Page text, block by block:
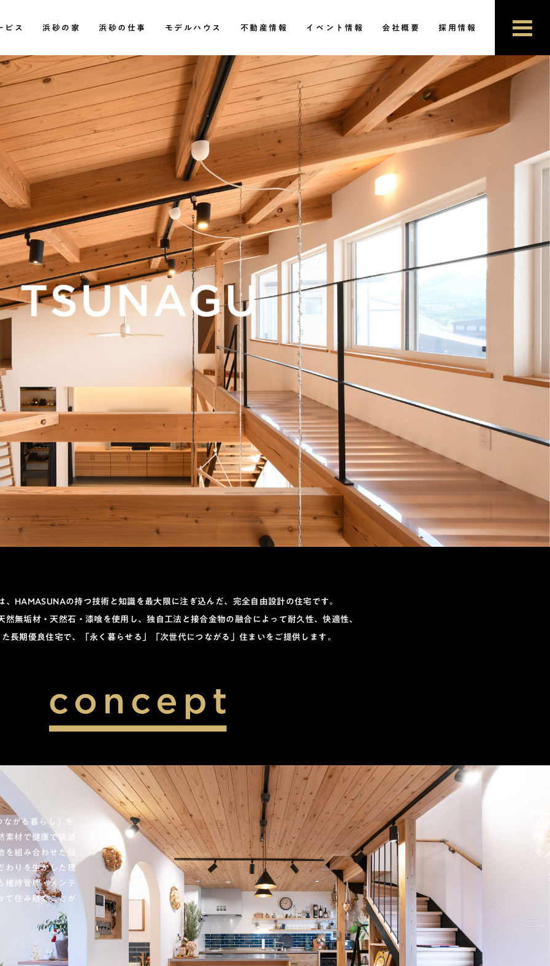
ビス 浜砂の家 浜砂の仕事 モデルハウス 不動産情報 イベント情報 会社概要 採用情報
、HAMASUNAの持つ技術と知識を 最大限に注ぎ込んだ、完全自由設計の住宅です。
然無垢材・天然石・漆喰を使用し、独自工法と接合金物の融合によって耐久性、快適性、
長期優良住宅で、「永く暮らせる」 「次世代につながる」住まいをご提供します。
がる暮らし」を
材で健康で快適
を組み合わせた独
わりを生かした理
維持管理・メンテ
て住み継ぐことが